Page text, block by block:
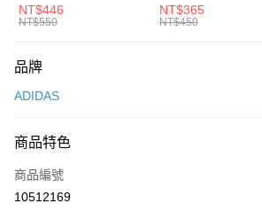
元大商業銀行
台灣樂天信用卡公司
AFTEE先享後付
【關於「AFTEE先享後付」】
便利好安心！
３．安心：先確認商品／服務後，再付款。
【「AFTEE先享後付」結帳流程】
１．於結帳方式選擇「AFTEE先享後付」後，將跳
運送方式
每筆NT$100，滿NT$1,500(含以上)免運費
宅配
每筆NT$100，滿NT$1,500(含以上)免運費
中統襪 FZ3393100
NT$446
NT$550
EMBRDY 男女 短
FZ3073133
NT$365
NT$450
品牌
ADIDAS
商品特色
商品編號
10512169